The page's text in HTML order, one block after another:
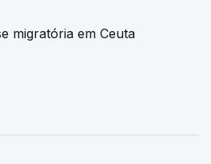
migratória em Ceuta